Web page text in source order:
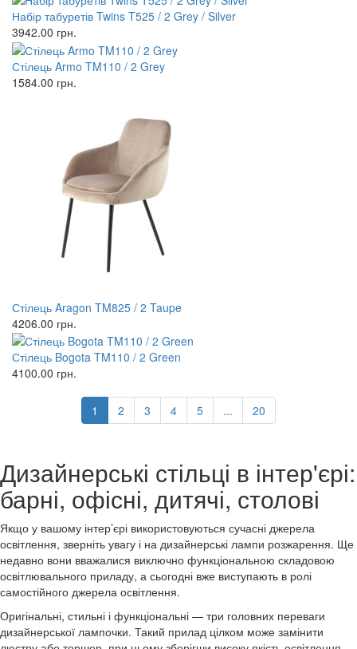
Набір табуретів Twins T525 / 2 Grey / Silver
3942.00 грн.
Стілець Armo TM110 / 2 Grey
1584.00 грн.
Стілець Aragon TM825 / 2 Taupe
4206.00 грн.
Стілець Bogota TM110 / 2 Green
4100.00 грн.
1 2 3 4 5 ... 20
Дизайнерські стільці в інтер'єрі:
барні, офісні, дитячі, столові
Якщо у вашому інтер’єрі використовуються сучасні джерела
освітлення, зверніть увагу і на дизайнерські лампи розжарення. Ще
недавно вони вважалися виключно функціональною складовою
освітлювального приладу, а сьогодні вже виступають в ролі
самостійного джерела освітлення.
Оригінальні, стильні і функціональні — три головних переваги
дизайнерської лампочки. Такий прилад цілком може замінити